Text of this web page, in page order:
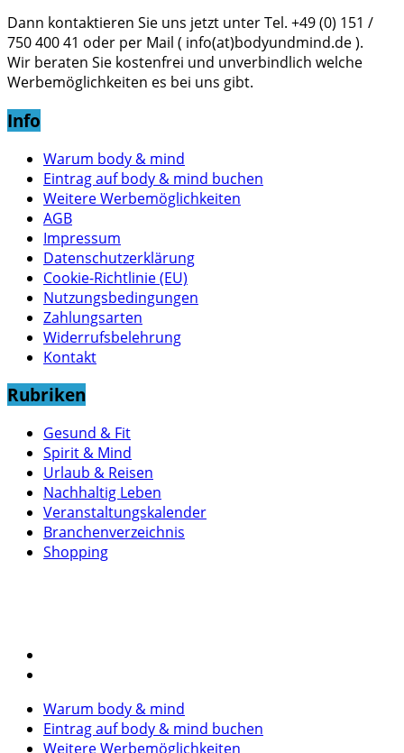
Dann kontaktieren Sie uns jetzt unter Tel. +49 (0) 151 /
750 400 41 oder per Mail ( info(at)bodyundmind.de ).
Wir beraten Sie kostenfrei und unverbindlich welche
Werbemöglichkeiten es bei uns gibt.
Info
Warum body & mind
Eintrag auf body & mind buchen
Weitere Werbemöglichkeiten
AGB
Impressum
Datenschutzerklärung
Cookie-Richtlinie (EU)
Nutzungsbedingungen
Zahlungsarten
Widerrufsbelehrung
Kontakt
Rubriken
Gesund & Fit
Spirit & Mind
Urlaub & Reisen
Nachhaltig Leben
Veranstaltungskalender
Branchenverzeichnis
Shopping
Warum body & mind
Eintrag auf body & mind buchen
Weitere Werbemöglichkeiten